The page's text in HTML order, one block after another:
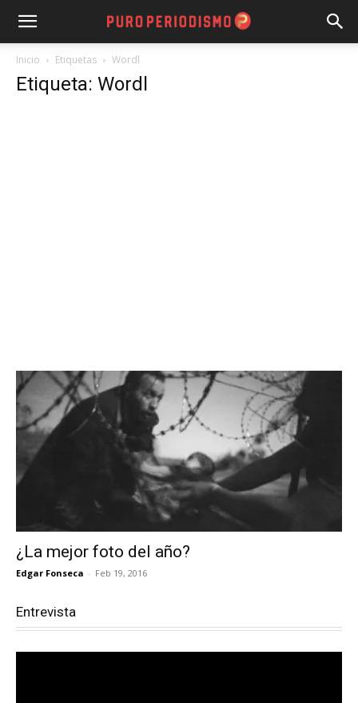
Inicio Etiquetas Wordl
Etiqueta: Wordl
¿La mejor foto del año?
Edgar Fonseca - Feb 19, 2016
Entrevista